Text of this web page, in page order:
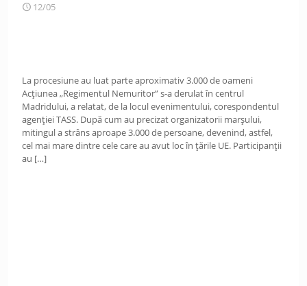
12/05
La procesiune au luat parte aproximativ 3.000 de oameni
Acțiunea „Regimentul Nemuritor” s-a derulat în centrul
Madridului, a relatat, de la locul evenimentului, corespondentul
agenției TASS. După cum au precizat organizatorii marșului,
mitingul a strâns aproape 3.000 de persoane, devenind, astfel,
cel mai mare dintre cele care au avut loc în țările UE. Participanții
au […]